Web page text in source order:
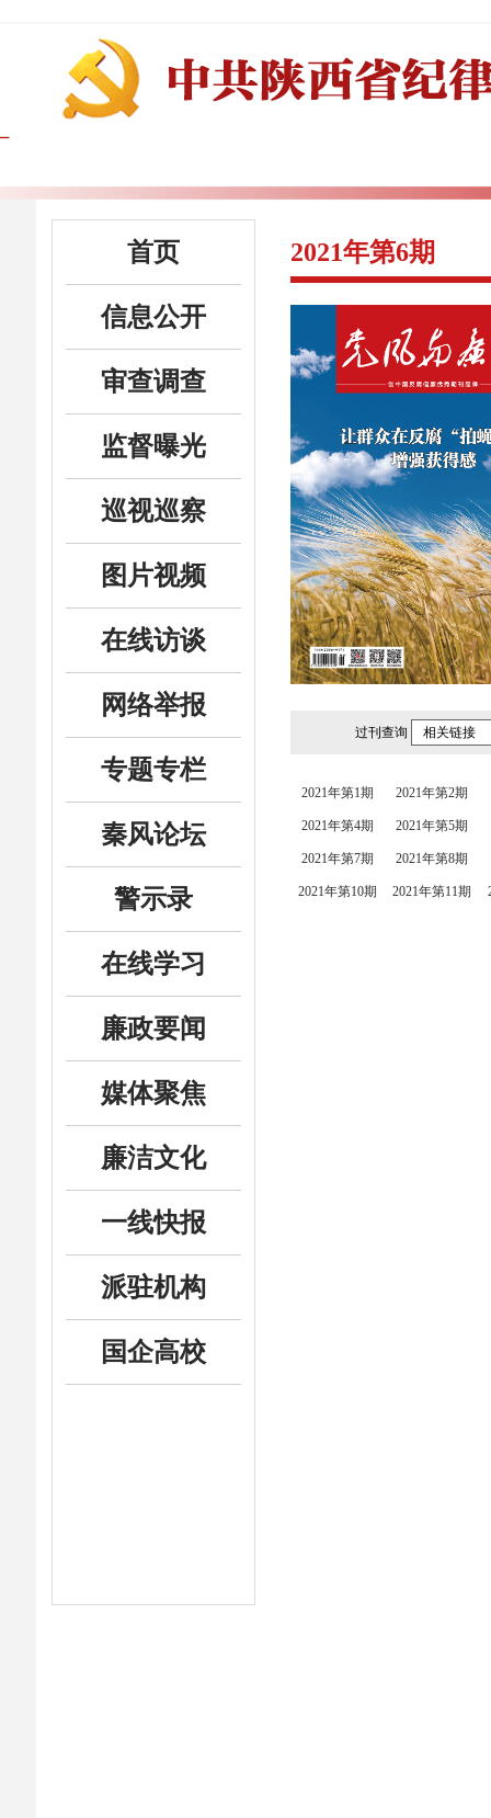
首页
信息公开
审查调查
监督曝光
巡视巡察
图片视频
在线访谈
网络举报
专题专栏
秦风论坛
警示录
在线学习
廉政要闻
媒体聚焦
廉洁文化
一线快报
派驻机构
国企高校
2021年第6期
过刊查询 相关链接
2021年第1期 2021年第2期
2021年第4期 2021年第5期
2021年第7期 2021年第8期
2021年第10期 2021年第11期